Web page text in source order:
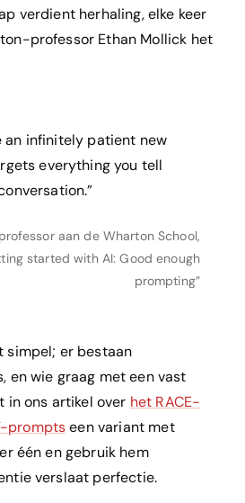
verdient herhaling, elke keer
professor Ethan Mollick het
an infinitely patient new
everything you tell
aan de Wharton School,
started with AI: Good enough
prompting”
simpel; er bestaan
en wie graag met een vast
in ons artikel over het RACE-
promptseen variant met
één en gebruik hem
verslaat perfectie.